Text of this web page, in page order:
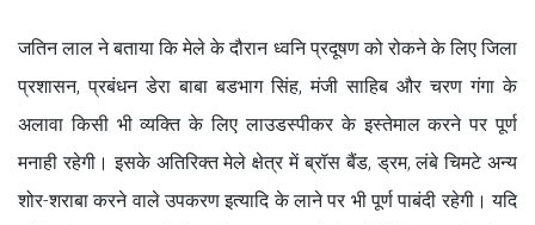
जतिन लाल ने बताया कि मेले के दौरान ध्वनि प्रदूषण को रोकने के लिए जिला
प्रशासन, प्रबंधन डेरा बाबा बडभाग सिंह, मंजी साहिब और चरण गंगा के
अलावा किसी भी व्यक्ति के लिए लाउडस्पीकर के इस्तेमाल करने पर पूर्ण
मनाही रहेगी। इसके अतिरिक्त मेले क्षेत्र में ब्रॉस बैंड, ड्रम, लंबे चिमटे अन्य
शोर-शराबा करने वाले उपकरण इत्यादि के लाने पर भी पूर्ण पाबंदी रहेगी। यदि